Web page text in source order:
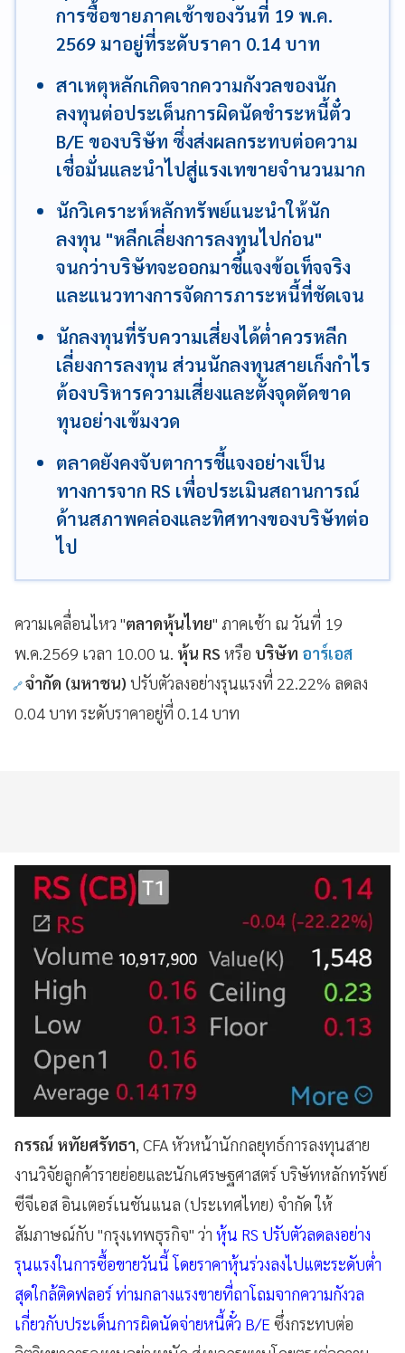
การซื้อขายภาคเช้าของวันที่ 19 พ.ค.
2569 มาอยู่ที่ระดับราคา 0.14 บาท
สาเหตุหลักเกิดจากความกังวลของนัก
ลงทุนต่อประเด็นการผิดนัดชำระหนี้ตั๋ว
B/E ของบริษัท ซึ่งส่งผลกระทบต่อความ
เชื่อมั่นและนำไปสู่แรงเทขายจำนวนมาก
นักวิเคราะห์หลักทรัพย์แนะนำให้นัก
ลงทุน "หลีกเลี่ยงการลงทุนไปก่อน"
จนกว่าบริษัทจะออกมาชี้แจงข้อเท็จจริง
และแนวทางการจัดการภาระหนี้ที่ชัดเจน
นักลงทุนที่รับความเสี่ยงได้ต่ำควรหลีก
เลี่ยงการลงทุน ส่วนนักลงทุนสายเก็งกำไร
ต้องบริหารความเสี่ยงและตั้งจุดตัดขาด
ทุนอย่างเข้มงวด
ตลาดยังคงจับตาการชี้แจงอย่างเป็น
ทางการจาก RS เพื่อประเมินสถานการณ์
ด้านสภาพคล่องและทิศทางของบริษัทต่อ
ไป
ความเคลื่อนไหว "ตลาดหุ้นไทย" ภาคเช้า ณ วันที่ 19
พ.ค.2569 เวลา 10.00 น. หุ้น RS หรือ บริษัท อาร์เอส
จำกัด (มหาชน) ปรับตัวลงอย่างรุนแรงที่ 22.22% ลดลง
0.04 บาท ระดับราคาอยู่ที่ 0.14 บาท
กรรณ์ หทัยศรัทธา, CFA หัวหน้านักกลยุทธ์การลงทุนสาย
งานวิจัยลูกค้ารายย่อยและนักเศรษฐศาสตร์ บริษัทหลักทรัพย์
ซีจีเอส อินเตอร์เนชันแนล (ประเทศไทย) จำกัด ให้
สัมภาษณ์กับ "กรุงเทพธุรกิจ" ว่า หุ้น RS ปรับตัวลดลงอย่าง
รุนแรงในการซื้อขายวันนี้ โดยราคาหุ้นร่วงลงไปแตะระดับต่ำ
สุดใกล้ติดฟลอร์ ท่ามกลางแรงขายที่ถาโถมจากความกังวล
เกี่ยวกับประเด็นการผิดนัดจ่ายหนี้ตั๋ว B/E ซึ่งกระทบต่อ